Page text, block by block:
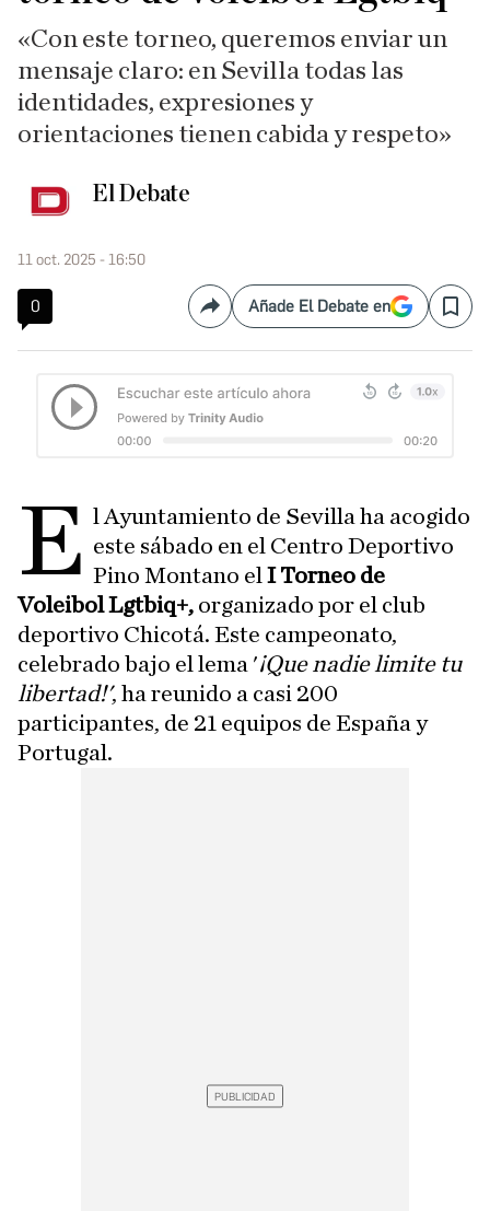
«Con este torneo, queremos enviar un
mensaje claro: en Sevilla todas las
identidades, expresiones y
orientaciones tienen cabida y respeto»
El Debate
11 oct. 2025 - 16:50
0 CompartirAñade El Debate en Save
E l Ayuntamiento de Sevilla ha acogido
este sábado en el Centro Deportivo
Pino Montano el I Torneo de
Voleibol Lgtbiq+, organizado por el club
deportivo Chicotá. Este campeonato,
celebrado bajo el lema '¡Que nadie limite tu
libertad!', ha reunido a casi 200
participantes, de 21 equipos de España y
Portugal.